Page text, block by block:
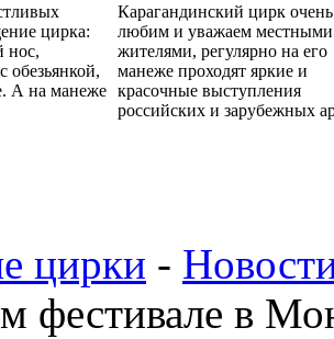
цирка:
нос,
обезьянкой,
А на манеже
Карагандинский цирк очень
любим и уважаем местными
жителями, регулярно на его
манеже проходят яркие и
красочные выступления
российских и зарубежных
цирки -
фестивале в